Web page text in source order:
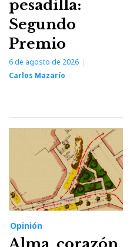
pesadilla:
Segundo
Premio
6 de agosto de 2026
Carlos Mazarío
Opinión
Alma, corazón